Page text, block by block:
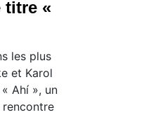
titre «
les plus
et Karol
Ahí », un